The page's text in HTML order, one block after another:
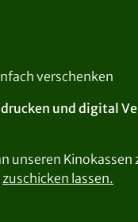
verschenken
und digital
unseren Kinokassen
zuschicken lassen.